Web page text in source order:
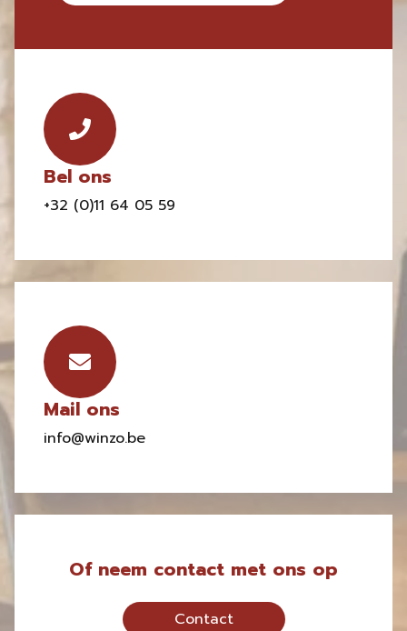
Bel ons
+32 (0)11 64 05 59
Mail ons
info@winzo.be
Of neem contact met ons op
Contact